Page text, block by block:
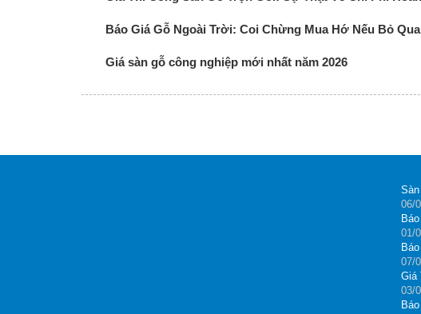
Báo Giá Gỗ Ngoài Trời: Coi Chừng Mua Hớ Nếu Bỏ
Giá sàn gỗ công nghiệp mới nhất năm 2026
06/
01/
07/
Giá
03/